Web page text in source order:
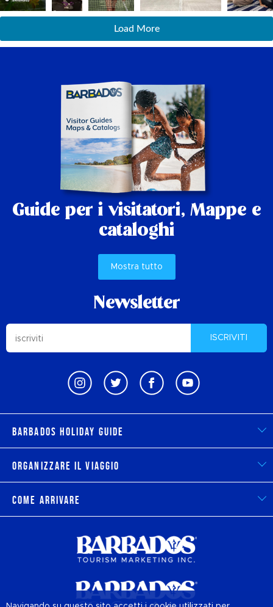
Load More
Guide per i visitatori, Mappe e
cataloghi
Mostra tutto
Newsletter
ISCRIVITI
Barbados Holiday Guide
Organizzare il viaggio
Come arrivare